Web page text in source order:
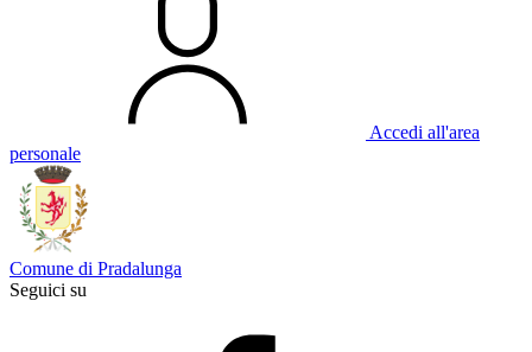
Accedi all'area
personale
Comune di Pradalunga
Seguici su